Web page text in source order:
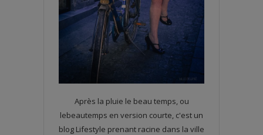
Après la pluie le beau temps, ou
lebeautemps en version courte, c'est un
blog Lifestyle prenant racine dans la ville